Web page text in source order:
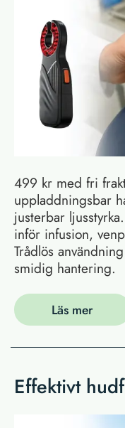
499 kr med fri
uppladdningsbar
justerbar
inför infusion,
Trådlös
smidig hantering.
Läs mer
Effektivt